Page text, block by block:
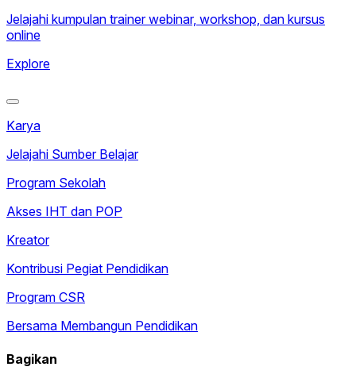
Jelajahi kumpulan trainer webinar, workshop, dan kursus
online
Explore
Karya
Jelajahi Sumber Belajar
Program Sekolah
Akses IHT dan POP
Kreator
Kontribusi Pegiat Pendidikan
Program CSR
Bersama Membangun Pendidikan
Bagikan